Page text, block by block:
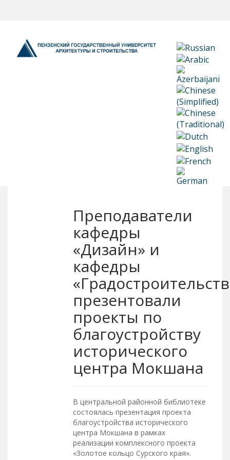
Преподаватели
кафедры
«Дизайн» и
кафедры
презентовали
проекты по
благоустройству
исторического
центра Мокшана
В центральной районной библиотеке
состоялась презентация проекта
благоустройства исторического
центра Мокшана в рамках
реализации комплексного проекта
«Золотое кольцо Сурского края».